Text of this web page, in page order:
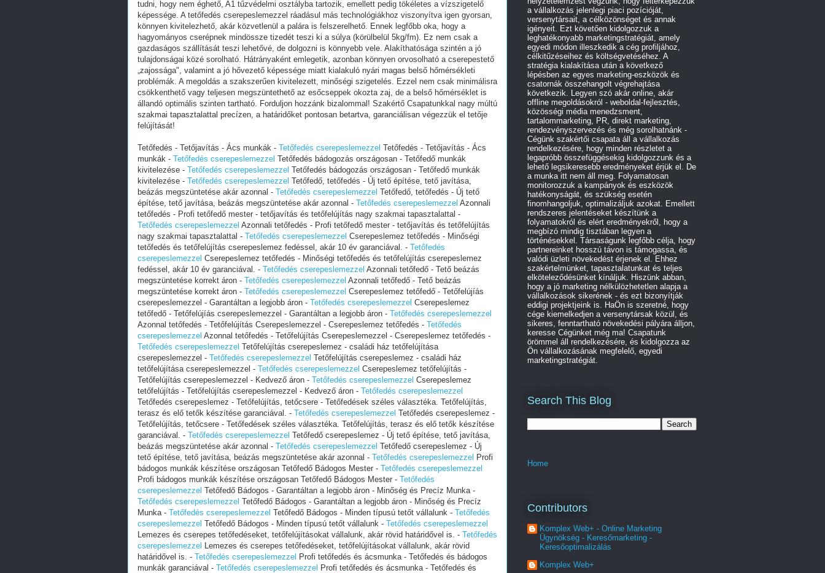
tudni, hogy nem éghető, A1 tűzvédelmi osztályba tartozik, emellett pedig tökéletes a vízszigetelő
képessége. A tetőfedés cserepeslemezzel ráadásul más technológiákhoz viszonyítva igen gyorsan,
könnyen kivitelezhető, akár közvetlenül a palára is felszerelhető. Ennek legfőbb oka, hogy a
hagyományos cserépnek mindössze tizedét teszi ki a súlya (körülbelül 5kg/fm). Ez nem csak a
gazdaságos szállítását teszi lehetővé, de dolgozni is könnyebb vele. Alakíthatósága szintén a jó
tulajdonságai közé sorolható. Hátrányaként emlegetik, azonban könnyen orvosolható a cserepestető
„zajossága", valamint a jó hővezető képessége miatt kialakuló nyári magas belső hőmérsékleti
problémák. A megoldás a szakszerűen kivitelezett, minőségi szigetelés. Ezzel nem csak minimálisra
csökkenthető vagy teljesen megszüntethető az esőcseppek okozta zaj, de a belső hőmérséklet is
állandó optimális szinten tartható. Forduljon hozzánk bizalommal! Szakértő Csapatunkkal nagy múltú
szakmai tapasztalattal precízen, a határidőket pontosan betartva, garanciálisan végezzük el tetője
felújítását!
Tetőfedés - Tetőjavítás - Ács munkák - Tetőfedés cserepeslemezzel Tetőfedés - Tetőjavítás - Ács
munkák - Tetőfedés cserepeslemezzel Tetőfedés bádogozás országosan - Tetőfedő munkák
kivitelezése - Tetőfedés cserepeslemezzel Tetőfedés bádogozás országosan - Tetőfedő munkák
kivitelezése - Tetőfedés cserepeslemezzel Tetőfedő, tetőfedés - Új tető építése, tető javítása,
beázás megszüntetése akár azonnal - Tetőfedés cserepeslemezzel Tetőfedő, tetőfedés - Új tető
építése, tető javítása, beázás megszüntetése akár azonnal - Tetőfedés cserepeslemezzel Azonnali
tetőfedés - Profi tetőfedő mester - tetőjavítás és tetőfelújítás nagy szakmai tapasztalattal -
Tetőfedés cserepeslemezzel Azonnali tetőfedés - Profi tetőfedő mester - tetőjavítás és tetőfelújítás
nagy szakmai tapasztalattal - Tetőfedés cserepeslemezzel Cserepeslemez tetőfedés - Minőségi
tetőfedés és tetőfelújítás cserepeslemez fedéssel, akár 10 év garanciával. - Tetőfedés
cserepeslemezzel Cserepeslemez tetőfedés - Minőségi tetőfedés és tetőfelújítás cserepeslemez
fedéssel, akár 10 év garanciával. - Tetőfedés cserepeslemezzel Azonnali tetőfedő - Tető beázás
megszüntetése korrekt áron - Tetőfedés cserepeslemezzel Azonnali tetőfedő - Tető beázás
megszüntetése korrekt áron - Tetőfedés cserepeslemezzel Cserepeslemez tetőfedő - Tetőfelújíás
cserepeslemezzel - Garantáltan a legjobb áron - Tetőfedés cserepeslemezzel Cserepeslemez
tetőfedő - Tetőfelújíás cserepeslemezzel - Garantáltan a legjobb áron - Tetőfedés cserepeslemezzel
Azonnal tetőfedés - Tetőfelújítás Cserepeslemezzel - Cserepeslemez tetőfedés - Tetőfedés
cserepeslemezzel Azonnal tetőfedés - Tetőfelújítás Cserepeslemezzel - Cserepeslemez tetőfedés -
Tetőfedés cserepeslemezzel Tetőfelújítás cserepeslemez - családi ház tetőfelújítása
cserepeslemezzel - Tetőfedés cserepeslemezzel Tetőfelújítás cserepeslemez - családi ház
tetőfelújítása cserepeslemezzel - Tetőfedés cserepeslemezzel Cserepeslemez tetőfelújítás -
Tetőfelújítás cserepeslemezzel - Kedvező áron - Tetőfedés cserepeslemezzel Cserepeslemez
tetőfelújítás - Tetőfelújítás cserepeslemezzel - Kedvező áron - Tetőfedés cserepeslemezzel
Tetőfedés cserepeslemez - Tetőfelújítás, tetőcsere - Tetőfedések széles választéka. Tetőfelújítás,
terasz és elő tetők készítése garanciával. - Tetőfedés cserepeslemezzel Tetőfedés cserepeslemez -
Tetőfelújítás, tetőcsere - Tetőfedések széles választéka. Tetőfelújítás, terasz és elő tetők készítése
garanciával. - Tetőfedés cserepeslemezzel Tetőfedő cserepeslemez - Új tető építése, tető javítása,
beázás megszüntetése akár azonnal - Tetőfedés cserepeslemezzel Tetőfedő cserepeslemez - Új
tető építése, tető javítása, beázás megszüntetése akár azonnal - Tetőfedés cserepeslemezzel Profi
bádogos munkák készítése országosan Tetőfedő Bádogos Mester - Tetőfedés cserepeslemezzel
Profi bádogos munkák készítése országosan Tetőfedő Bádogos Mester - Tetőfedés
cserepeslemezzel Tetőfedő Bádogos - Garantáltan a legjobb áron - Minőség és Precíz Munka -
Tetőfedés cserepeslemezzel Tetőfedő Bádogos - Garantáltan a legjobb áron - Minőség és Precíz
Munka - Tetőfedés cserepeslemezzel Tetőfedő Bádogos - Minden típusú tetőt vállalunk - Tetőfedés
cserepeslemezzel Tetőfedő Bádogos - Minden típusú tetőt vállalunk - Tetőfedés cserepeslemezzel
Lemezes és cserepes tetőfedéseket, tetőfelújításokat vállalunk, akár rövid határidővel is. - Tetőfedés
cserepeslemezzel Lemezes és cserepes tetőfedéseket, tetőfelújításokat vállalunk, akár rövid
határidővel is. - Tetőfedés cserepeslemezzel Profi tetőfedés és ácsmunka - Tetőfedés és bádogos
munkák garanciával - Tetőfedés cserepeslemezzel Profi tetőfedés és ácsmunka - Tetőfedés és
a vállalkozás jelenlegi piaci pozícióját,
versenytársait, a célközönséget és annak
igényeit. Ezt követően kidolgozzuk a
leghatékonyabb marketingstratégiát, amely
egyedi módon illeszkedik a cég profiljához,
célkitűzéseihez és költségvetéséhez. A
stratégia kialakítása után a következő
lépésben az egyes marketing-eszközök és
csatornák összehangolt végrehajtása
következik. Legyen szó akár online, akár
offline megoldásokról - weboldal-fejlesztés,
közösségi média menedzsment,
tartalommarketing, PR, direkt marketing,
rendezvényszervezés és még sorolhatnánk -
Cégünk szakértői csapata áll a vállalkozás
rendelkezésére, hogy minden részletet a
legapróbb összefüggésekig kidolgozzunk és a
lehető legsikeresebb eredményeket érjük el. De
a munka itt nem áll meg. Folyamatosan
monitorozzuk a kampányok és eszközök
hatékonyságát, és szükség esetén
finomhangoljuk, optimalizáljuk azokat. Emellett
rendszeres jelentéseket készítünk a
folyamatokról és elért eredményekről, hogy a
megbízó mindig tisztában legyen a
történésekkel. Társaságunk legfőbb célja, hogy
partnereinket hosszú távon is támogassa, és
valódi üzleti növekedést érjenek el. Ehhez
szakértelmünket, tapasztalatunkat és teljes
elköteleződésünket kínáljuk. Hiszünk abban,
hogy a jó marketing nélkülözhetetlen alapja a
vállalkozások sikerének - és ezt bizonyítják
eddigi projektjeink is. HaÖn is szeretné, hogy
cége kiemelkedjen a versenytársak közül, és
sikeres, fenntartható növekedési pályára álljon,
keresse Cégünket még ma! Csapatunk
örömmel áll rendelkezésére, és kidolgozza az
Ön vállalkozásának megfelelő, egyedi
marketingstratégiát.
Search This Blog
Home
Contributors
Komplex Web+ - Online Marketing
Ügynökség - Keresőmarketing -
Keresőoptimalizálás
Komplex Web+